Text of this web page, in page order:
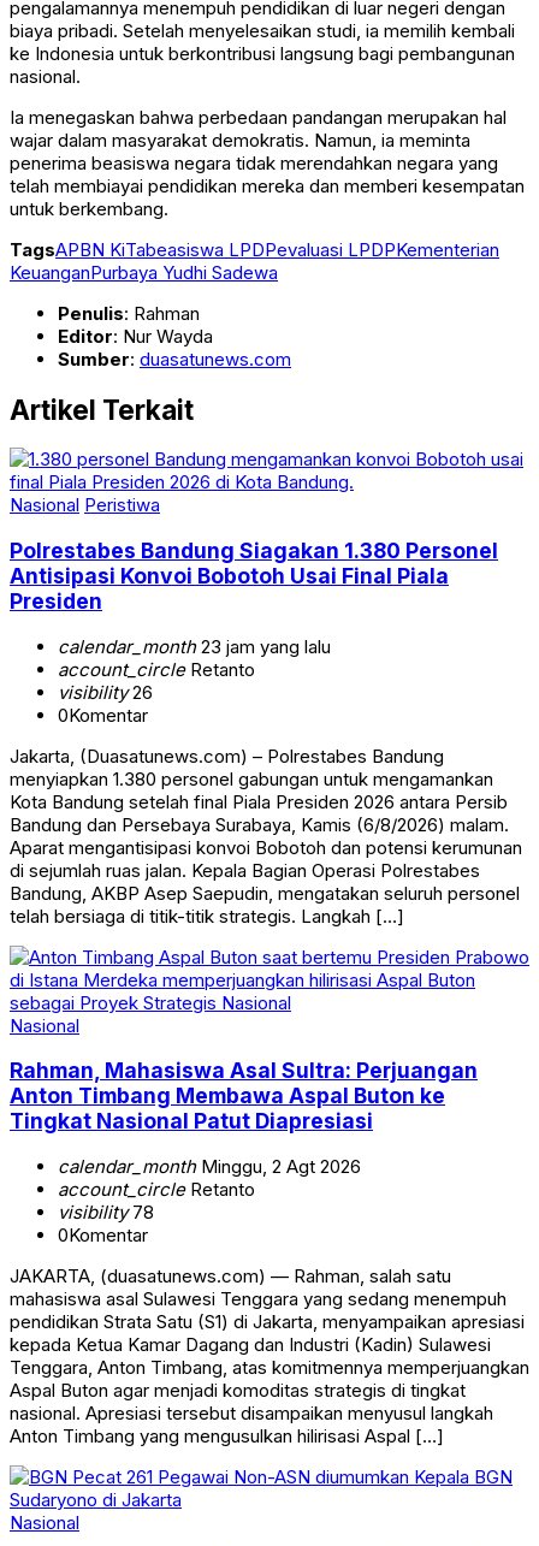
pengalamannya menempuh pendidikan di luar negeri dengan
biaya pribadi. Setelah menyelesaikan studi, ia memilih kembali
ke Indonesia untuk berkontribusi langsung bagi pembangunan
nasional.
Ia menegaskan bahwa perbedaan pandangan merupakan hal
wajar dalam masyarakat demokratis. Namun, ia meminta
penerima beasiswa negara tidak merendahkan negara yang
telah membiayai pendidikan mereka dan memberi kesempatan
untuk berkembang.
TagsAPBN KiTabeasiswa LPDPevaluasi LPDPKementerian
KeuanganPurbaya Yudhi Sadewa
Penulis: Rahman
Editor: Nur Wayda
Sumber: duasatunews.com
Artikel Terkait
Nasional Peristiwa
Polrestabes Bandung Siagakan 1.380 Personel
Antisipasi Konvoi Bobotoh Usai Final Piala
Presiden
calendar_month23 jam yang lalu
account_circleRetanto
visibility26
0Komentar
Jakarta, (Duasatunews.com) – Polrestabes Bandung
menyiapkan 1.380 personel gabungan untuk mengamankan
Kota Bandung setelah final Piala Presiden 2026 antara Persib
Bandung dan Persebaya Surabaya, Kamis (6/8/2026) malam.
Aparat mengantisipasi konvoi Bobotoh dan potensi kerumunan
di sejumlah ruas jalan. Kepala Bagian Operasi Polrestabes
Bandung, AKBP Asep Saepudin, mengatakan seluruh personel
telah bersiaga di titik-titik strategis. Langkah […]
Nasional
Rahman, Mahasiswa Asal Sultra: Perjuangan
Anton Timbang Membawa Aspal Buton ke
Tingkat Nasional Patut Diapresiasi
calendar_monthMinggu, 2 Agt 2026
account_circleRetanto
visibility78
0Komentar
JAKARTA, (duasatunews.com) — Rahman, salah satu
mahasiswa asal Sulawesi Tenggara yang sedang menempuh
pendidikan Strata Satu (S1) di Jakarta, menyampaikan apresiasi
kepada Ketua Kamar Dagang dan Industri (Kadin) Sulawesi
Tenggara, Anton Timbang, atas komitmennya memperjuangkan
Aspal Buton agar menjadi komoditas strategis di tingkat
nasional. Apresiasi tersebut disampaikan menyusul langkah
Anton Timbang yang mengusulkan hilirisasi Aspal […]
Nasional